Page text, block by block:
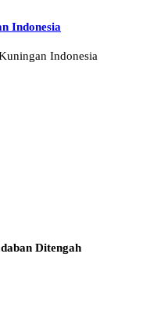
Indonesia
Indonesia
Ditengah